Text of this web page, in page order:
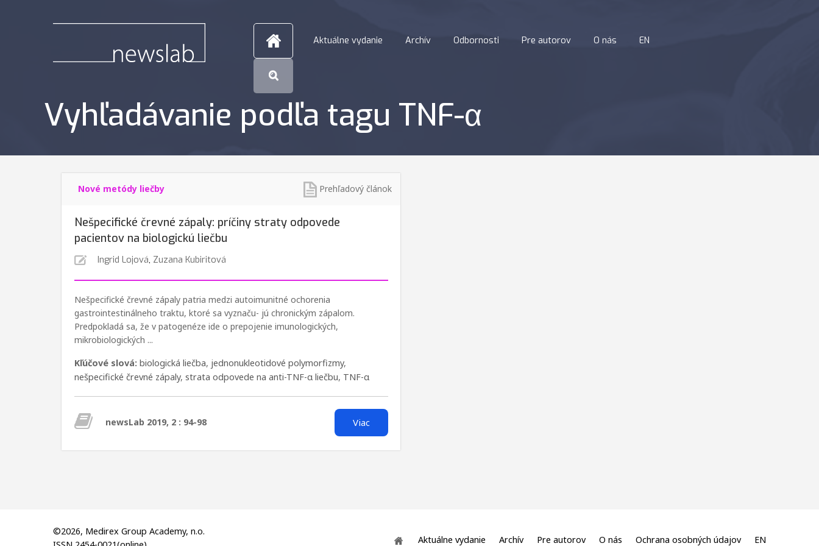
Aktuálne vydanie Archív Odbornosti Pre autorov O nás EN
Vyhľadávanie podľa tagu TNF-α
Nové metódy liečby Prehľadový článok
Nešpecifické črevné zápaly: príčiny straty odpovede
pacientov na biologickú liečbu
Ingrid Lojová, Zuzana Kubiritová
Nešpecifické črevné zápaly patria medzi autoimunitné ochorenia
gastrointestinálneho traktu, ktoré sa vyznaču- jú chronickým zápalom.
Predpokladá sa, že v patogenéze ide o prepojenie imunologických,
mikrobiologických ...
Kľúčové slová: biologická liečba, jednonukleotidové polymorfizmy,
nešpecifické črevné zápaly, strata odpovede na anti-TNF-α liečbu, TNF-α
newsLab 2019, 2 : 94-98 Viac
©2026, Medirex Group Academy, n.o.
Aktuálne vydanie Archív Pre autorov O nás Ochrana osobných údajov EN